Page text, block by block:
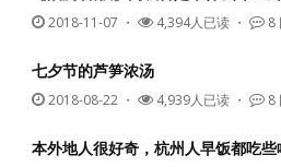
2018-11-07 ・ 4,394人已读 ・ 8
七夕节的芦笋浓汤
2018-08-22 ・ 4,939人已读 ・ 8
本外地人很好奇，杭州人早饭都吃些